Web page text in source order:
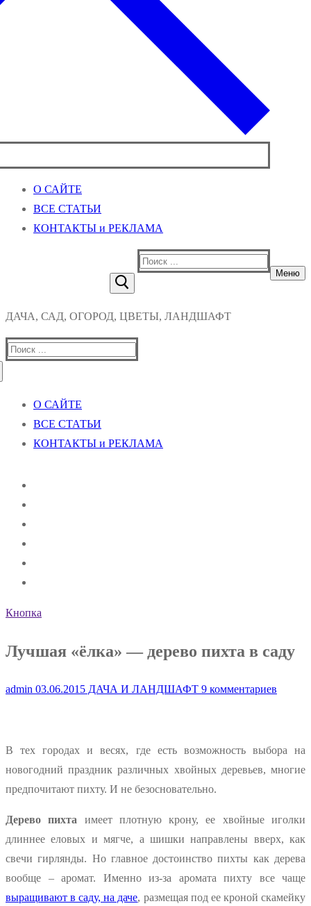
О САЙТЕ
ВСЕ СТАТЬИ
КОНТАКТЫ и РЕКЛАМА
Найти:
Меню
ДАЧА, САД, ОГОРОД, ЦВЕТЫ, ЛАНДШАФТ
Найти:
О САЙТЕ
ВСЕ СТАТЬИ
КОНТАКТЫ и РЕКЛАМА
Кнопка
Лучшая «ёлка» — дерево пихта в саду
admin 03.06.2015 ДАЧА И ЛАНДШАФТ 9 комментариев
В тех городах и весях, где есть возможность выбора на
новогодний праздник различных хвойных деревьев, многие
предпочитают пихту. И не безосновательно.
Дерево пихта имеет плотную крону, ее хвойные иголки
длиннее еловых и мягче, а шишки направлены вверх, как
свечи гирлянды. Но главное достоинство пихты как дерева
вообще – аромат. Именно из-за аромата пихту все чаще
выращивают в саду, на даче, размещая под ее кроной скамейку